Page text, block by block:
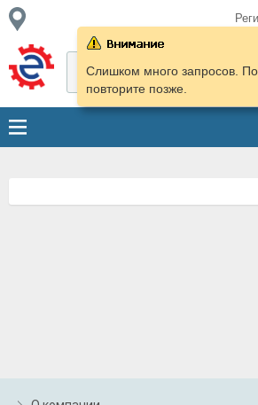
Слишком много запросов.
повторите позже.